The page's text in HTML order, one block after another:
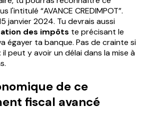
l'intitulé “AVANCE CREDIMPOT”.
janvier 2024. Tu devrais aussi
des impôts te précisant le
égayer ta banque. Pas de crainte si
il peut y avoir un délai dans la mise à
de ce
fiscal avancé